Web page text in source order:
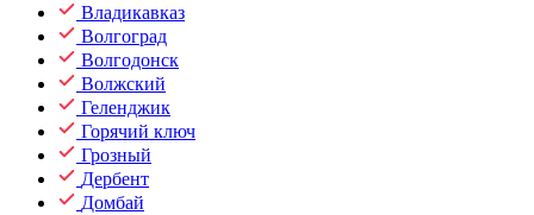
Владикавказ
Волгоград
Волгодонск
Волжский
Геленджик
Горячий ключ
Грозный
Дербент
Домбай